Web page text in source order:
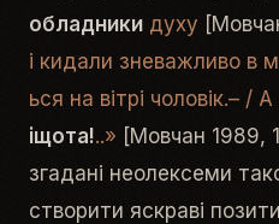
обладники духу
і к­ид­али зн­ев­а­жл­иво в
ься на в­і­трі ч­ол­овік.– /
іщ­ота!..» [Мовчан 1989,
згадані неолексеми
створити яскраві